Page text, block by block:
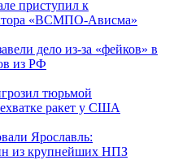
приступил к
«ВСМПО-Ависма»
дело из-за «фейков» в
из РФ
тюрьмой
ракет у США
Ярославль:
из крупнейших НПЗ